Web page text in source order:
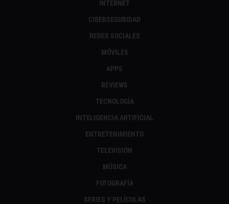
INTERNET
CIBERSEGURIDAD
REDES SOCIALES
MÓVILES
APPS
REVIEWS
TECNOLOGÍA
INTELIGENCIA ARTIFICIAL
ENTRETENIMIENTO
TELEVISIÓN
MÚSICA
FOTOGRAFÍA
SERIES Y PELÍCULAS